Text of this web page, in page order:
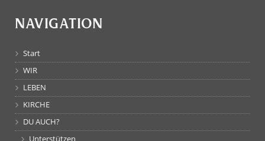
NAVIGATION
Start
WIR
LEBEN
KIRCHE
DU AUCH?
Unterstützen